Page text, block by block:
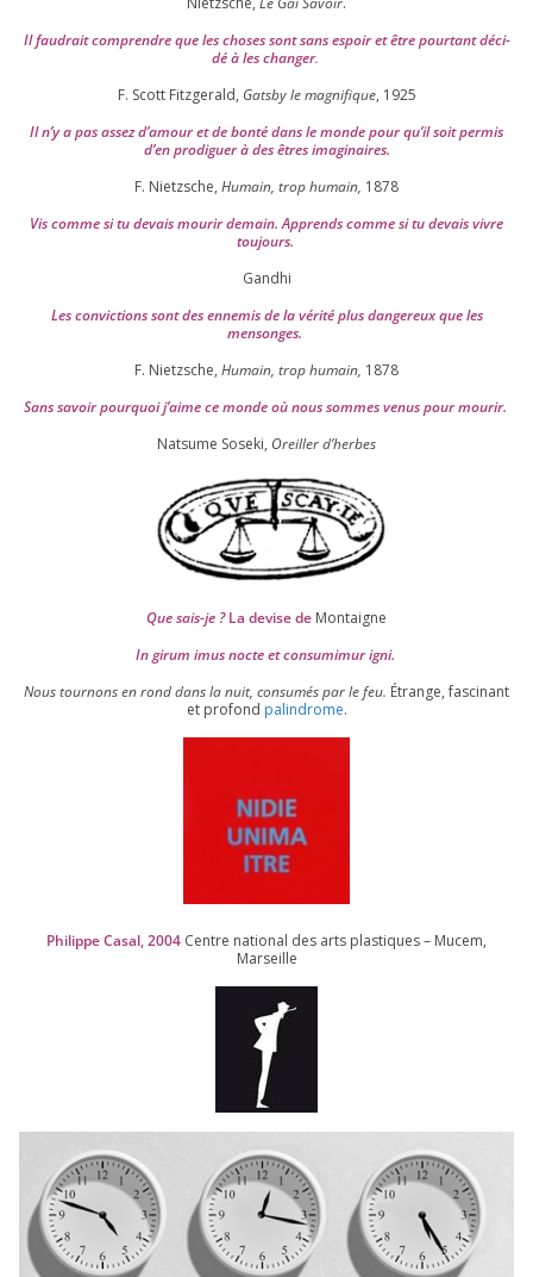
Il fau­drait com­prendre que les choses sont sans espoir et être pour­tant déci­
dé à les chan­ger.
F. Scott Fitzgerald, Gatsby le magni­fique, 1925
Il n’y a pas assez d’a­mour et de bon­té dans le monde pour qu’il soit per­mis
d’en pro­di­guer à des êtres imaginaires.
F. Nietzsche, Humain, trop humain, 1878
Vis comme si tu devais mou­rir demain. Apprends comme si tu devais vivre
toujours.
Gandhi
Les convic­tions sont des enne­mis de la véri­té plus dan­ge­reux que les
mensonges.
F. Nietzsche, Humain, trop humain, 1878
Sans savoir pour­quoi j’aime ce monde où nous sommes venus pour mourir.
Natsume Soseki, Oreiller d’herbes
Que sais-je ?La devise de Montaigne
In girum imus nocte et consu­mi­mur igni.
Nous tour­nons en rond dans la nuit, consu­més par le feu. Étrange, fas­ci­nant
et pro­fond palin­drome.
Philippe Casal,2004 Centre natio­nal des arts plas­tiques – Mucem,
Marseille